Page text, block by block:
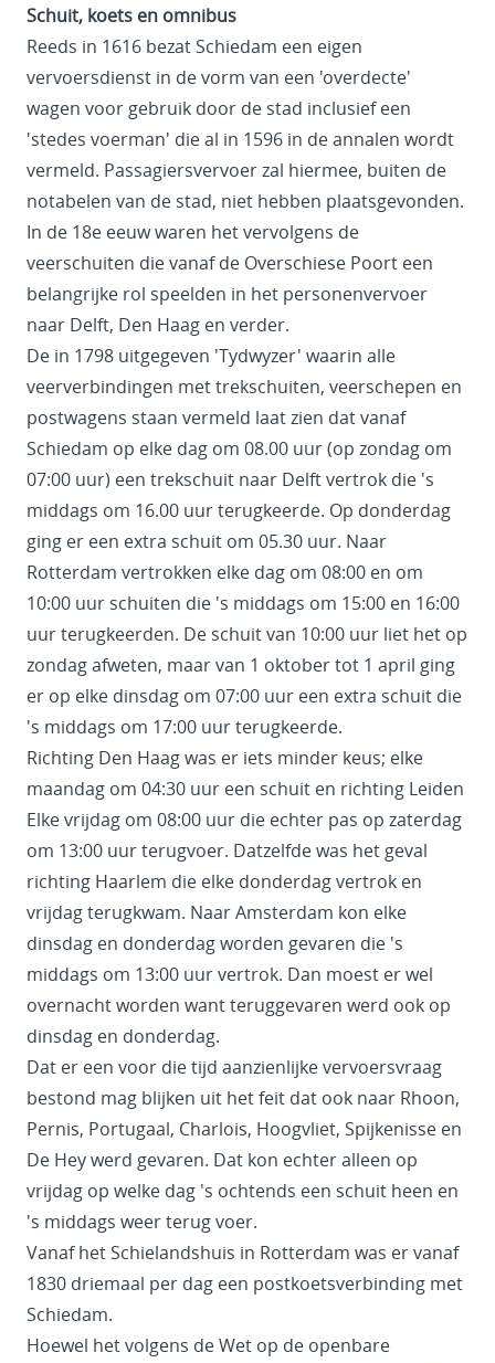
Schuit, koets en omnibus
Reeds in 1616 bezat Schiedam een eigen
vervoersdienst in de vorm van een 'overdecte'
wagen voor gebruik door de stad inclusief een
'stedes voerman' die al in 1596 in de annalen wordt
vermeld. Passagiersvervoer zal hiermee, buiten de
notabelen van de stad, niet hebben plaatsgevonden.
In de 18e eeuw waren het vervolgens de
veerschuiten die vanaf de Overschiese Poort een
belangrijke rol speelden in het personenvervoer
naar Delft, Den Haag en verder.
De in 1798 uitgegeven 'Tydwyzer' waarin alle
veerverbindingen met trekschuiten, veerschepen en
postwagens staan vermeld laat zien dat vanaf
Schiedam op elke dag om 08.00 uur (op zondag om
07:00 uur) een trekschuit naar Delft vertrok die 's
middags om 16.00 uur terugkeerde. Op donderdag
ging er een extra schuit om 05.30 uur. Naar
Rotterdam vertrokken elke dag om 08:00 en om
10:00 uur schuiten die 's middags om 15:00 en 16:00
uur terugkeerden. De schuit van 10:00 uur liet het op
zondag afweten, maar van 1 oktober tot 1 april ging
er op elke dinsdag om 07:00 uur een extra schuit die
's middags om 17:00 uur terugkeerde.
Richting Den Haag was er iets minder keus; elke
maandag om 04:30 uur een schuit en richting Leiden
Elke vrijdag om 08:00 uur die echter pas op zaterdag
om 13:00 uur terugvoer. Datzelfde was het geval
richting Haarlem die elke donderdag vertrok en
vrijdag terugkwam. Naar Amsterdam kon elke
dinsdag en donderdag worden gevaren die 's
middags om 13:00 uur vertrok. Dan moest er wel
overnacht worden want teruggevaren werd ook op
dinsdag en donderdag.
Dat er een voor die tijd aanzienlijke vervoersvraag
bestond mag blijken uit het feit dat ook naar Rhoon,
Pernis, Portugaal, Charlois, Hoogvliet, Spijkenisse en
De Hey werd gevaren. Dat kon echter alleen op
vrijdag op welke dag 's ochtends een schuit heen en
's middags weer terug voer.
Vanaf het Schielandshuis in Rotterdam was er vanaf
1830 driemaal per dag een postkoetsverbinding met
Schiedam.
Hoewel het volgens de Wet op de openbare